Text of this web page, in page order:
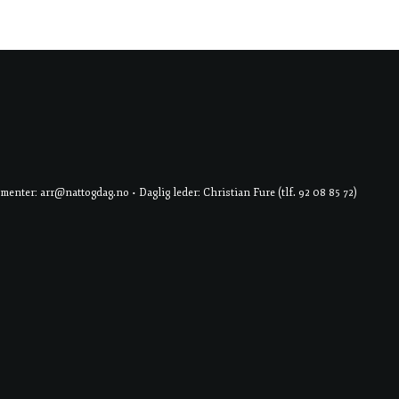
arr@nattogdag.no • Daglig leder: Christian Fure (tlf. 92 08 85 72)